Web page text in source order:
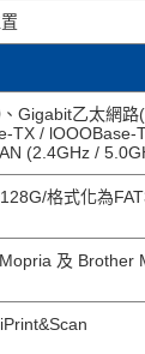
Gigabit乙太網路
TX / lOOOBase-
(2.4GHz /
格式化為
及 Brother